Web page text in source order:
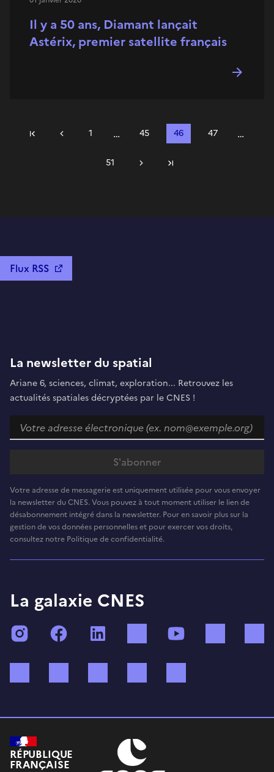
Il y a 50 ans, Diamant lançait
Astérix, premier satellite français
Première pagePrécédent
1 … 45 46 47 …
51 SuivantDernière page
Flux RSS
La newsletter du spatial
Ariane 6, sciences, climat, exploration... Retrouvez les
actualités spatiales décryptées par le CNES !
Votre adresse de messagerie est uniquement utilisée pour vous envoyer
la newsletter du CNES. Vous pouvez à tout moment utiliser le lien de
désabonnement intégré dans la newsletter. Pour en savoir plus sur la
gestion de vos données personnelles et pour exercer vos droits,
consultez notre Politique de confidentialité.
La galaxie CNES
InstagramFacebook TikTok
RÉPUBLIQUE
FRANÇAISE